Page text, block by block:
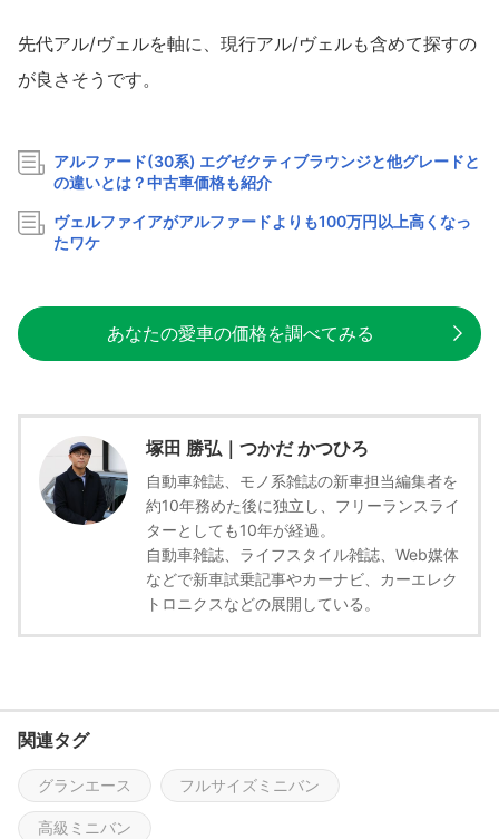
先代アル/ヴェルを軸に、現行アル/ヴェルも含めて探すの
が良さそうです。
アルファード(30系) エグゼクティブラウンジと他グレードと
の違いとは？中古車価格も紹介
ヴェルファイアがアルファードよりも100万円以上高くなっ
たワケ
あなたの愛車の価格を調べてみる
塚田 勝弘｜つかだ かつひろ
自動車雑誌、モノ系雑誌の新車担当編集者を
約10年務めた後に独立し、フリーランスライ
ターとしても10年が経過。
自動車雑誌、ライフスタイル雑誌、Web媒体
などで新車試乗記事やカーナビ、カーエレク
トロニクスなどの展開している。
関連タグ
グランエース フルサイズミニバン
高級ミニバン